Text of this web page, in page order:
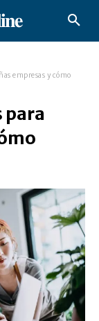
empresas y cómo
para